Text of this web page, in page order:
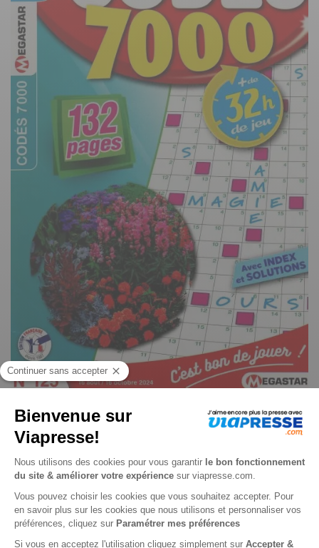
Je choisis un support
Papier
Je choisis une durée